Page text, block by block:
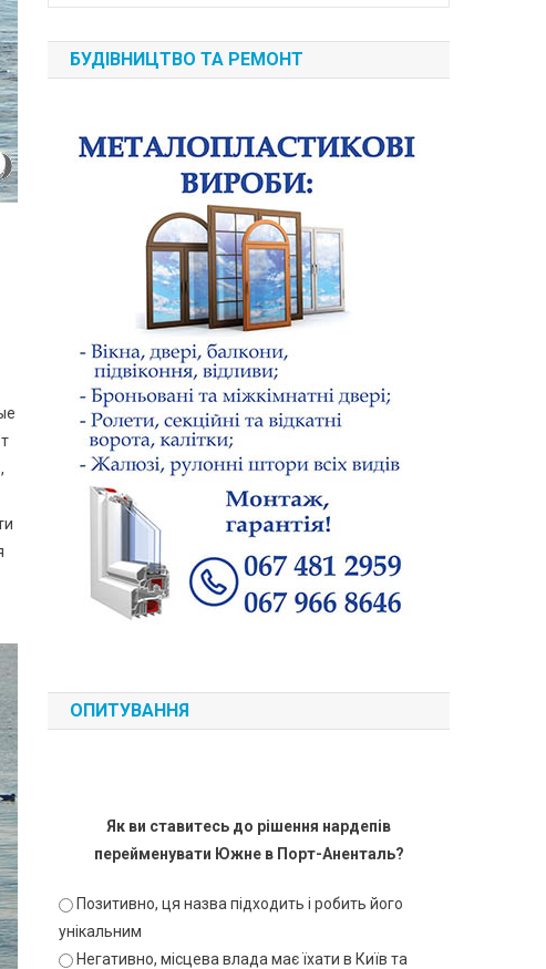
БУДІВНИЦТВО ТА РЕМОНТ
ОПИТУВАННЯ
Як ви ставитесь до рішення нардепів
перейменувати Южне в Порт-Аненталь?
Позитивно, ця назва підходить і робить його
унікальним
Негативно, місцева влада має їхати в Київ та